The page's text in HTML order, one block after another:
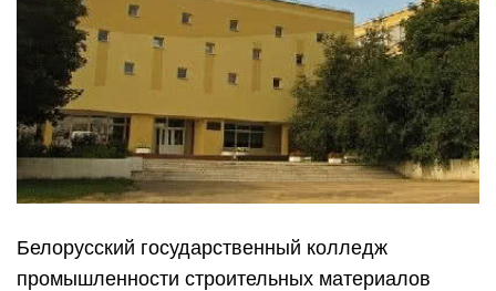
Белорусский государственный колледж
промышленности строительных материалов